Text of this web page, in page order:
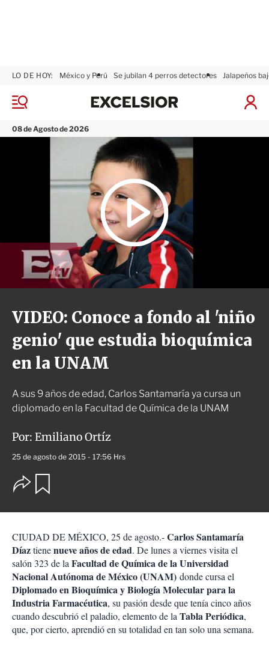
M
n
ú
08 de Agosto de 2026
LO DE HOY: México y Perú Se jubilan 4 perros detectores Jalapeños
I
x
l
s
i
r
VIDEO: Conoce a fondo al 'niño
genio' que estudia bioquímica
en la UNAM
A sus 9 años de edad, Carlos Santamaría ya cursa un
diplomado en la Facultad de Química de la UNAM
Por: Emiliano Ortíz
25 de agosto de 2015 - 17:56 Hrs
O
p
i
n
e
s
d
e
c
o
m
p
a
r
a
r
CIUDAD DE MÉXICO, 25 de agosto.-Carlos Santamaría
Díaztienenueve años de edad. De lunes a viernes visita el
salón 323 de la Facultad de Química de la Universidad
Nacional Autónoma de México (UNAM) donde cursa el
Diplomado en Bioquímica y Biología Molecular para la
Industria Farmacéutica, su pasión desde que tenía cinco años
cuando descubrió el paladio, elemento de la Tabla Periódica,
que, por cierto, aprendió en su totalidad en tan solo una semana.